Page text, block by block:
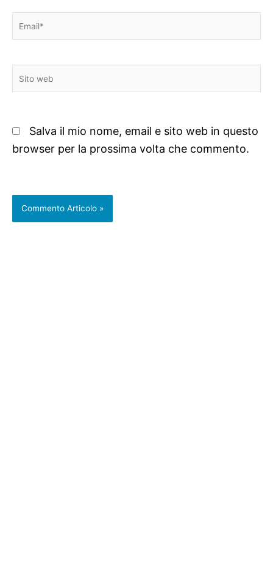
Email*
Sito
web
Salva il mio nome, email e sito web in questo
browser per la prossima volta che commento.